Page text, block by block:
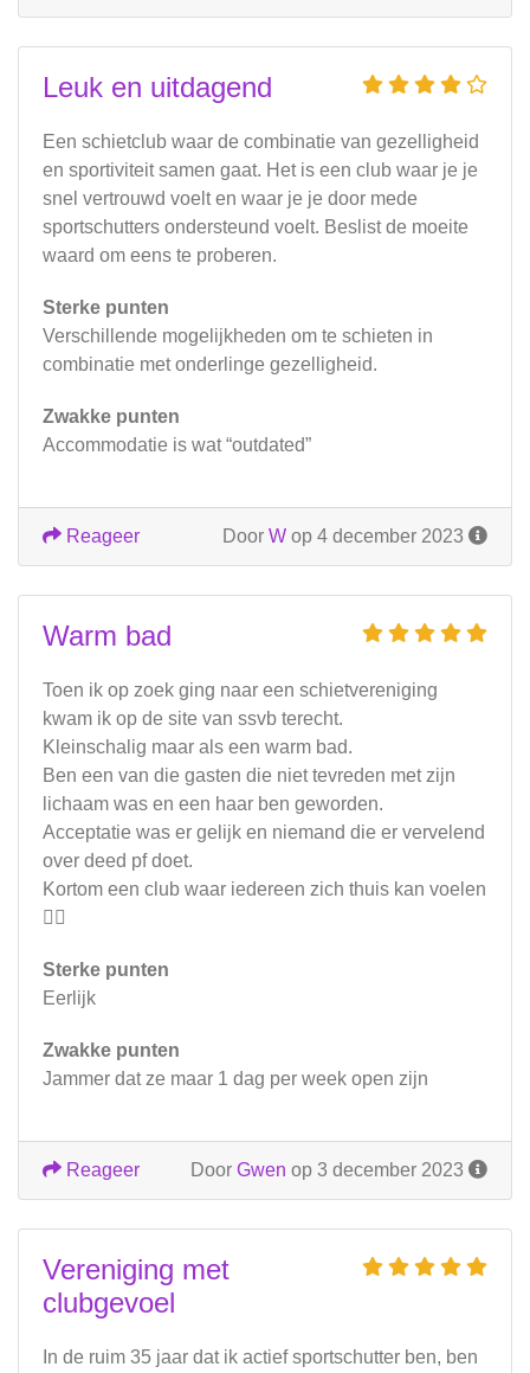
Leuk en uitdagend
Een schietclub waar de combinatie van gezelligheid
en sportiviteit samen gaat. Het is een club waar je je
snel vertrouwd voelt en waar je je door mede
sportschutters ondersteund voelt. Beslist de moeite
waard om eens te proberen.
Sterke punten
Verschillende mogelijkheden om te schieten in
combinatie met onderlinge gezelligheid.
Zwakke punten
Accommodatie is wat “outdated”
Door W op 4 december 2023
Reageer
Warm bad
Toen ik op zoek ging naar een schietvereniging
kwam ik op de site van ssvb terecht.
Kleinschalig maar als een warm bad.
Ben een van die gasten die niet tevreden met zijn
lichaam was en een haar ben geworden.
Acceptatie was er gelijk en niemand die er vervelend
over deed pf doet.
Kortom een club waar iedereen zich thuis kan voelen
🙋‍♀️
Sterke punten
Eerlijk
Zwakke punten
Jammer dat ze maar 1 dag per week open zijn
Door Gwen op 3 december 2023
Reageer
Vereniging met
clubgevoel
In de ruim 35 jaar dat ik actief sportschutter ben, ben